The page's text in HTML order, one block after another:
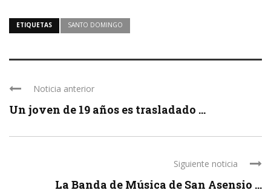
ETIQUETAS SANTO DOMINGO
Noticia anterior
Un joven de 19 años es trasladado ...
Siguiente noticia
La Banda de Música de San Asensio ...